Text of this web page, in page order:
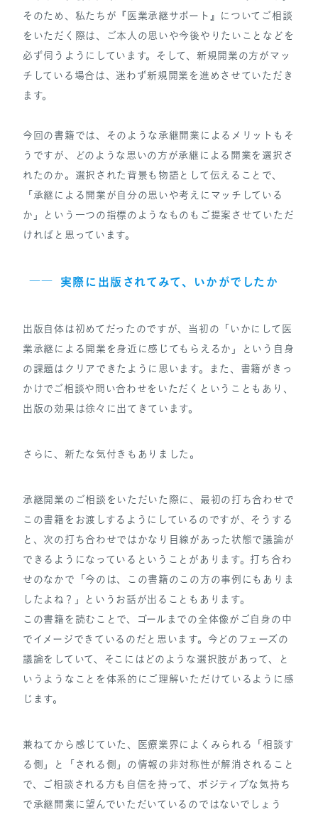
そのため、私たちが『医業承継サポート』についてご相談
をいただく際は、ご本人の思いや今後やりたいことなどを
必ず伺うようにしています。そして、新規開業の方がマッ
チしている場合は、迷わず新規開業を進めさせていただき
ます。
今回の書籍では、そのような承継開業によるメリットもそ
うですが、どのような思いの方が承継による開業を選択さ
れたのか。選択された背景も物語として伝えることで、
「承継による開業が自分の思いや考えにマッチしている
か」という一つの指標のようなものもご提案させていただ
ければと思っています。
―― 実際に出版されてみて、いかがでしたか
出版自体は初めてだったのですが、当初の「いかにして医
業承継による開業を身近に感じてもらえるか」という自身
の課題はクリアできたように思います。また、書籍がきっ
かけでご相談や問い合わせをいただくということもあり、
出版の効果は徐々に出てきています。
さらに、新たな気付きもありました。
承継開業のご相談をいただいた際に、最初の打ち合わせで
この書籍をお渡しするようにしているのですが、そうする
と、次の打ち合わせではかなり目線があった状態で議論が
できるようになっているということがあります。打ち合わ
せのなかで「今のは、この書籍のこの方の事例にもありま
したよね？」というお話が出ることもあります。
この書籍を読むことで、ゴールまでの全体像がご自身の中
でイメージできているのだと思います。今どのフェーズの
議論をしていて、そこにはどのような選択肢があって、と
いうようなことを体系的にご理解いただけているように感
じます。
兼ねてから感じていた、医療業界によくみられる「相談す
る側」と「される側」の情報の非対称性が解消されること
で、ご相談される方も自信を持って、ポジティブな気持ち
で承継開業に望んでいただいているのではないでしょう